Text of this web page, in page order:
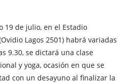
19 de julio, en el Estadio
Lagos 2501) habrá variadas
9.30, se dictará una clase
y yoga, ocasión en que se
con un desayuno al finalizar la